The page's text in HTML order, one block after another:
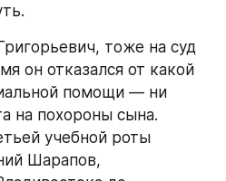
тоже на суд
он отказался от какой
помощи — ни
на похороны сына.
учебной роты
Шарапов,